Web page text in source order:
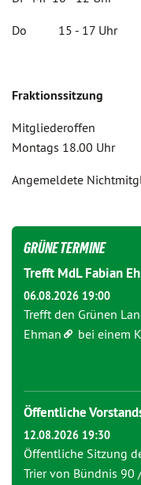
Do 15 - 17 Uhr
Fraktionssitzung
Mitgliederoffen
Montags 18.00 Uhr
Angemeldete
GRÜNE TERMINE
Trefft MdL Fabian
06.08.2026 19:00
Trefft den Grünen
Ehman
bei einem
Öffentliche
12.08.2026 19:30
Öffentliche Sitzung
Trier von Bündnis 90